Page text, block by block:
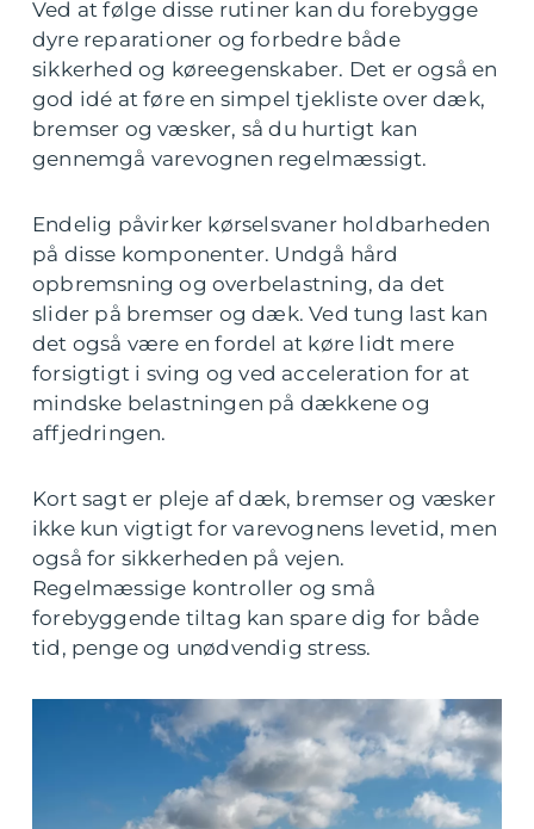
Ved at følge disse rutiner kan du forebygge
dyre reparationer og forbedre både
sikkerhed og køreegenskaber. Det er også en
god idé at føre en simpel tjekliste over dæk,
bremser og væsker, så du hurtigt kan
gennemgå varevognen regelmæssigt.
Endelig påvirker kørselsvaner holdbarheden
på disse komponenter. Undgå hård
opbremsning og overbelastning, da det
slider på bremser og dæk. Ved tung last kan
det også være en fordel at køre lidt mere
forsigtigt i sving og ved acceleration for at
mindske belastningen på dækkene og
affjedringen.
Kort sagt er pleje af dæk, bremser og væsker
ikke kun vigtigt for varevognens levetid, men
også for sikkerheden på vejen.
Regelmæssige kontroller og små
forebyggende tiltag kan spare dig for både
tid, penge og unødvendig stress.